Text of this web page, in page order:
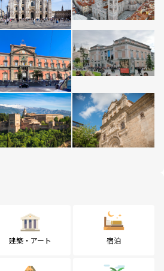
建築・アート 宿泊